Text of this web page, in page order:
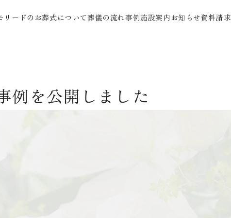
リードのお葬式について葬儀の流れ事例施設案内 お知らせ資料請求
例を公開しました